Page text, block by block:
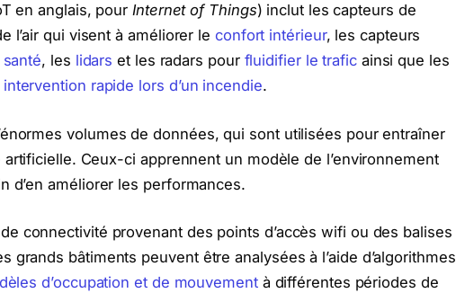
en anglais, pour Internet of Things) inclut les capteurs de
l’air qui visent à améliorer le confort intérieur, les capteurs
santé, les lidars et les radars pour fluidifier le traficainsi que les
intervention rapide lors d’un incendie.
volumes de données, qui sont utilisées pour entraîner
Ceux-ci apprennent un modèle de l’environnement
d’en améliorer les performances.
connectivité provenant des points d’accès wifi ou des balises
grands bâtiments peuvent être analysées à l’aide d’algorithmes
d’occupation et de mouvementà différentes périodes de